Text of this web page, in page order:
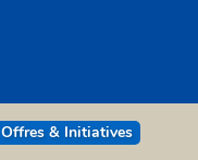
Offres & Initiatives